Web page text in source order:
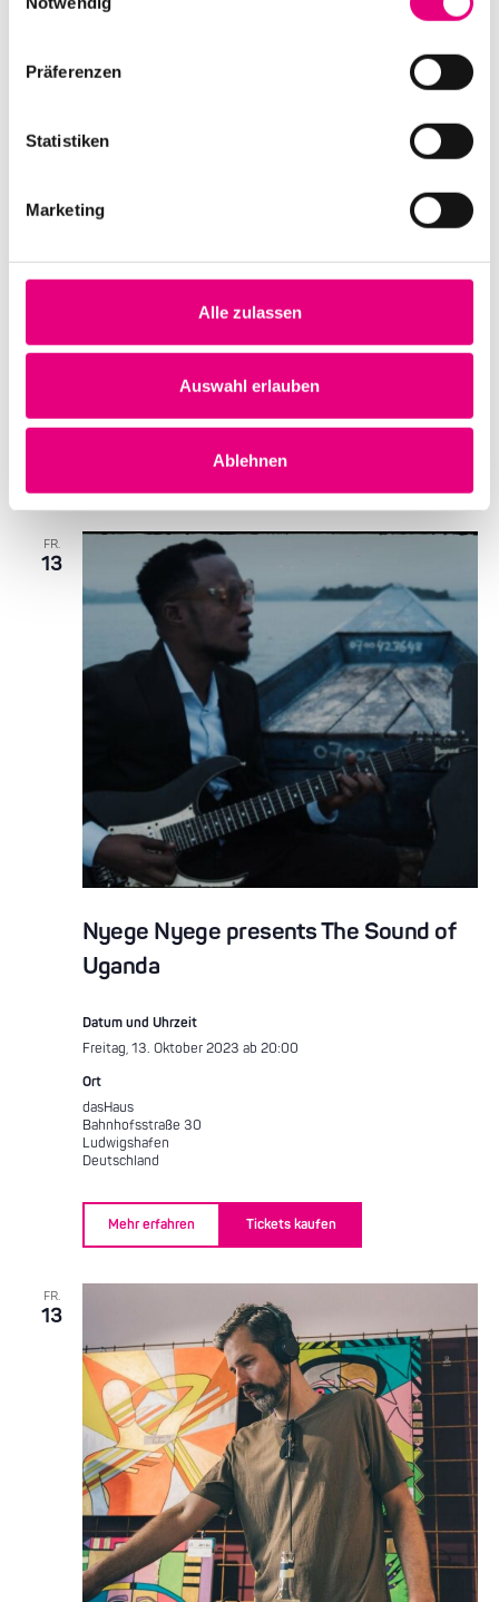
Präferenzen
Statistiken
Marketing
Alle zulassen
Auswahl erlauben
Ablehnen
Music from Mali
Karlstorbahnhof
Tickets kaufen
FR.
13
Nyege Nyege presents The Sound of
Uganda
Datum und Uhrzeit
Freitag, 13. Oktober 2023 ab 20:00
Ort
dasHaus
Bahnhofsstraße 30
Ludwigshafen
Deutschland
Mehr erfahren Tickets kaufen
FR.
13